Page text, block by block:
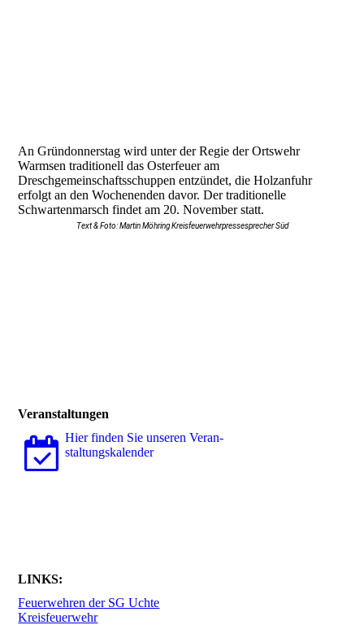
An Gründonnerstag wird unter der Regie der Ortswehr
Warmsen traditionell das Osterfeuer am
Dreschgemeinschaftsschuppen entzündet, die Holzanfuhr
erfolgt an den Wochenenden davor. Der traditionelle
Schwartenmarsch findet am 20. November statt.
Text & Foto: Martin Möhring Kreisfeuerwehrpressesprecher Süd
Veranstaltungen
Hier finden Sie unseren Ver­an­
stal­tungs­ka­len­der
LINKS:
Feuerwehren der SG Uchte
Kreisfeuerwehr